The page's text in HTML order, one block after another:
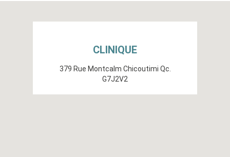
CLINIQUE
379 Rue Montcalm Chicoutimi Qc.
G7J2V2